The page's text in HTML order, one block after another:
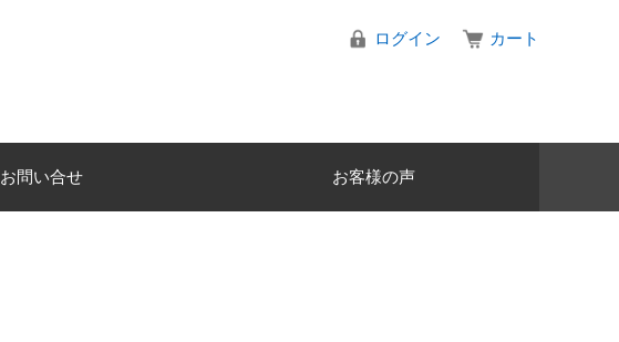
ログイン カート
お問い合せ お客様の声